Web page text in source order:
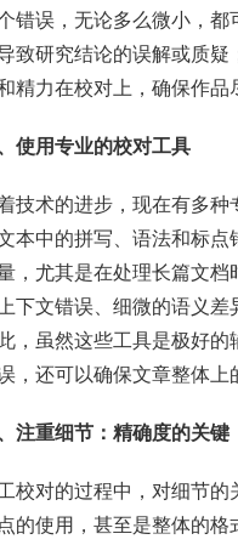
错误，无论多么微小，
致研究结论的误解或质
精力在校对上，确保作品
使用专业的校对工具
技术的进步，现在有多
本中的拼写、语法和标
，尤其是在处理长篇文
下文错误、细微的语义差
，虽然这些工具是极好
，还可以确保文章整体上
注重细节：精确度的关键
校对的过程中，对细节
的使用，甚至是整体的格